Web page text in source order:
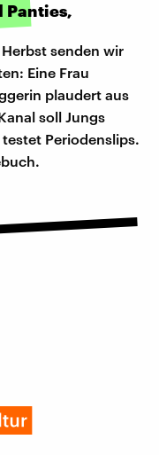
Panties,
senden wir
Eine Frau
plaudert aus
soll Jungs
Periodenslips.